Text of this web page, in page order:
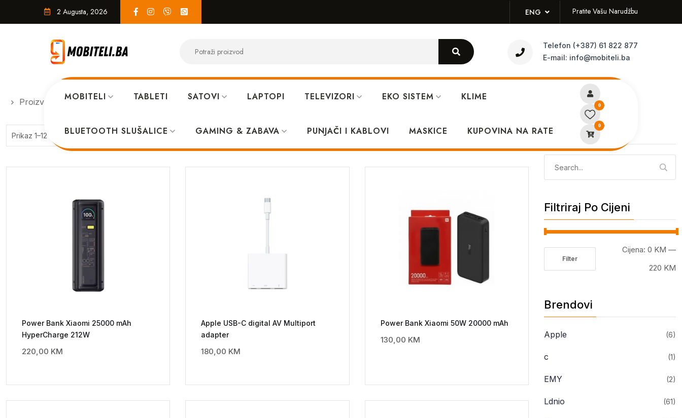
2 Augusta, 2026 ENG Pratite Vašu Narudžbu
Telefon (+387) 61 822 877
E-mail: info@mobiteli.ba
MOBITELI TABLETI SATOVI LAPTOPI TELEVIZORI EKO SISTEM KLIME
BLUETOOTH SLUŠALICE GAMING & ZABAVA PUNJAČI I KABLOVI MASKICE KUPOVINA NA RATE
0
0
Proizvodi PUNJAČI i KABLOVI
Prikaz 1–12 od 298 rezultataSorted
by
Power Bank Xiaomi 25000 mAh
HyperCharge 212W
220,00 KM
Apple USB-C digital AV Multiport
adapter
180,00 KM
Power Bank Xiaomi 50W 20000 mAh
130,00 KM
Pretraži
Filtriraj Po Cijeni
Filter
Cijena: 0 KM —
220 KM
Brendovi
Apple (6)
c (1)
EMY (2)
Ldnio (61)